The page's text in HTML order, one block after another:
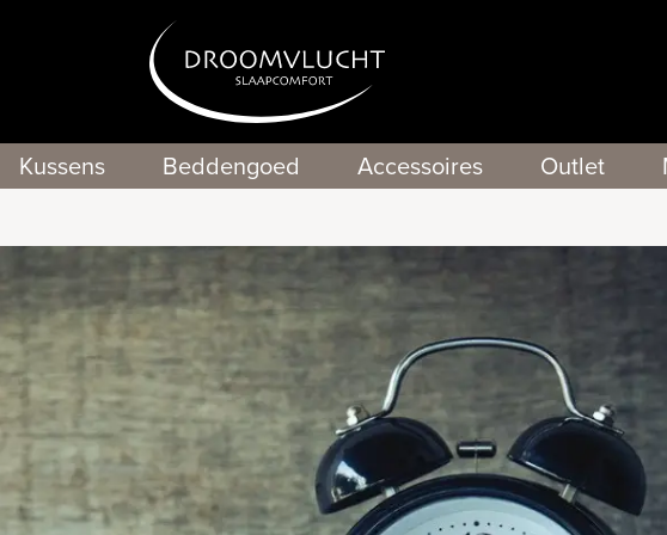
Kussens Beddengoed Accessoires Outlet